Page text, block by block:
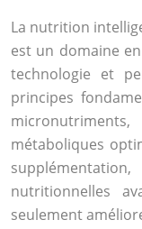
La nutrition
est un domaine
technologie et
principes
métaboliques
nutritionnelles
seulement